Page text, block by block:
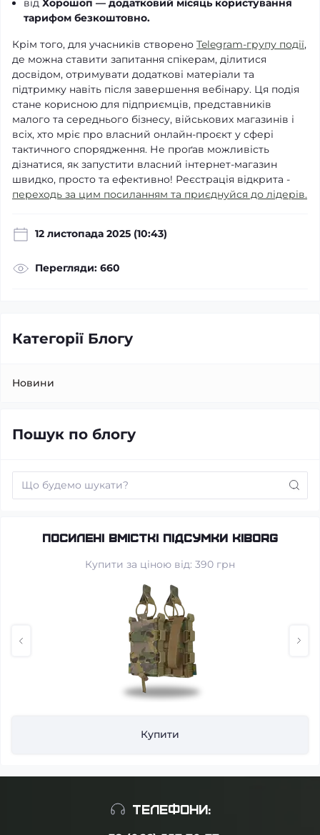
від Хорошоп — додатковий місяць користування
тарифом безкоштовно.
Крім того, для учасників створено Telegram-групу події,
де можна ставити запитання спікерам, ділитися
досвідом, отримувати додаткові матеріали та
підтримку навіть після завершення вебінару. Ця подія
стане корисною для підприємців, представників
малого та середнього бізнесу, військових магазинів і
всіх, хто мріє про власний онлайн-проєкт у сфері
тактичного спорядження. Не проґав можливість
дізнатися, як запустити власний інтернет-магазин
швидко, просто та ефективно! Реєстрація відкрита -
переходь за цим посиланням та приєднуйся до лідерів.
12 листопада 2025 (10:43)
Перегляди: 660
Категорії Блогу
Новини
Пошук по блогу
Посилені вмісткі підсумки KIBORG
Купити за ціною від: 390 грн
Купити
ТЕЛЕФОНИ: